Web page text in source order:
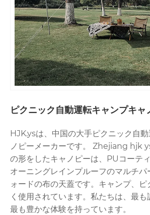
ピクニック自動運転キャンプキャ
HJK.ysは、中国の大手ピクニック自
ノピーメーカーです。 Zhejiang hjk
の形をしたキャノピーは、PUコーテ
オーニングレインプルーフのマルチパ
ォードの布の天蓋です。キャンプ、ピ
く使用されています。私たちは、最も
最も豊かな体験を持っています。